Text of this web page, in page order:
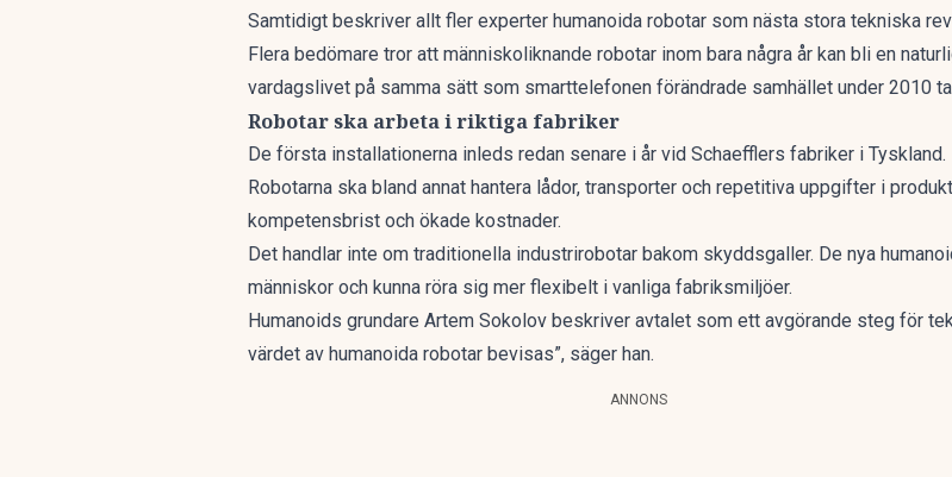
Samtidigt beskriver allt fler experter humanoida robotar som nästa stora tekniska
Flera bedömare tror att människoliknande robotar inom bara några år kan bli en
vardagslivet på samma sätt som smarttelefonen förändrade samhället under 2010
Robotar ska arbeta i riktiga fabriker
De första installationerna inleds redan senare i år vid Schaefflers fabriker i Tyskland.
Robotarna ska bland annat hantera lådor, transporter och repetitiva uppgifter i
kompetensbrist och ökade kostnader.
Det handlar inte om traditionella industrirobotar bakom skyddsgaller. De nya
människor och kunna röra sig mer flexibelt i vanliga fabriksmiljöer.
Humanoids grundare Artem Sokolov beskriver avtalet som ett avgörande steg för
värdet av humanoida robotar bevisas”, säger han.
ANNONS